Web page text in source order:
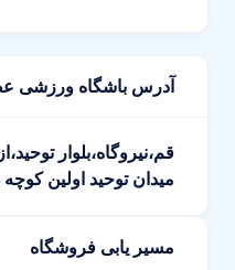
آدرس باشگاه ورزشی
قم،نیروگاه،بلوار
میدان توحید اولین
مسیر یابی فروشگاه